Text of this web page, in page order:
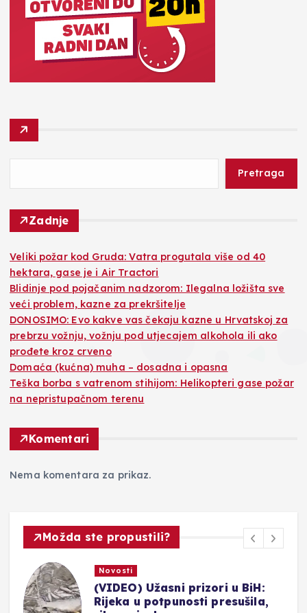
Pretraga
Zadnje
Veliki požar kod Gruda: Vatra progutala više od 40
hektara, gase je i Air Tractori
Blidinje pod pojačanim nadzorom: Ilegalna ložišta sve
veći problem, kazne za prekršitelje
DONOSIMO: Evo kakve vas čekaju kazne u Hrvatskoj za
prebrzu vožnju, vožnju pod utjecajem alkohola ili ako
prođete kroz crveno
Domaća (kućna) muha – dosadna i opasna
Teška borba s vatrenom stihijom: Helikopteri gase požar
na nepristupačnom terenu
Komentari
Nema komentara za prikaz.
Možda ste propustili?
Novosti
(VIDEO) Užasni prizori u BiH:
Rijeka u potpunosti presušila,